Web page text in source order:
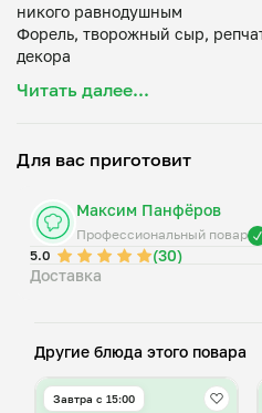
никого равнодушным
Форель, творожный сыр,
Читать далее...
Для вас приготовит
Максим Панфёров
Профессиональный повар
5.0
(30)
Доставка
Другие блюда этого повара
Завтра c 15:00